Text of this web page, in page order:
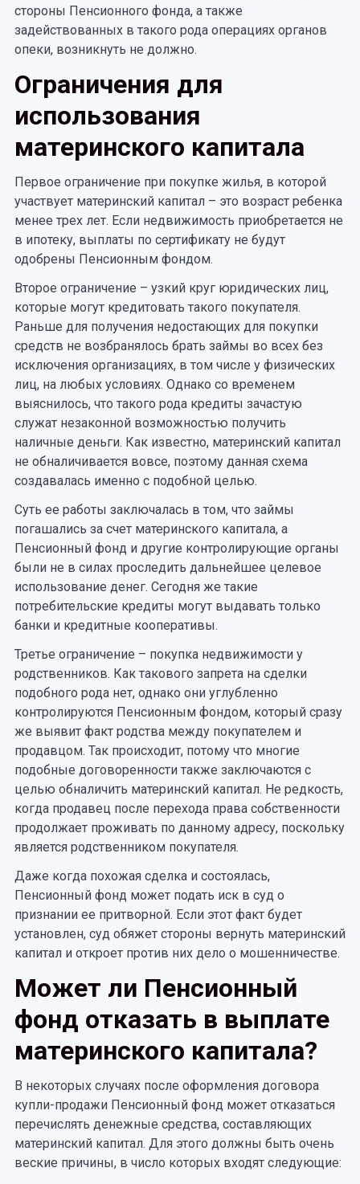
стороны Пенсионного фонда, а также
задействованных в такого рода операциях органов
опеки, возникнуть не должно.
Ограничения для
использования
материнского капитала
Первое ограничение при покупке жилья, в которой
участвует материнский капитал – это возраст ребенка
менее трех лет. Если недвижимость приобретается не
в ипотеку, выплаты по сертификату не будут
одобрены Пенсионным фондом.
Второе ограничение – узкий круг юридических лиц,
которые могут кредитовать такого покупателя.
Раньше для получения недостающих для покупки
средств не возбранялось брать займы во всех без
исключения организациях, в том числе у физических
лиц, на любых условиях. Однако со временем
выяснилось, что такого рода кредиты зачастую
служат незаконной возможностью получить
наличные деньги. Как известно, материнский капитал
не обналичивается вовсе, поэтому данная схема
создавалась именно с подобной целью.
Суть ее работы заключалась в том, что займы
погашались за счет материнского капитала, а
Пенсионный фонд и другие контролирующие органы
были не в силах проследить дальнейшее целевое
использование денег. Сегодня же такие
потребительские кредиты могут выдавать только
банки и кредитные кооперативы.
Третье ограничение – покупка недвижимости у
родственников. Как такового запрета на сделки
подобного рода нет, однако они углубленно
контролируются Пенсионным фондом, который сразу
же выявит факт родства между покупателем и
продавцом. Так происходит, потому что многие
подобные договоренности также заключаются с
целью обналичить материнский капитал. Не редкость,
когда продавец после перехода права собственности
продолжает проживать по данному адресу, поскольку
является родственником покупателя.
Даже когда похожая сделка и состоялась,
Пенсионный фонд может подать иск в суд о
признании ее притворной. Если этот факт будет
установлен, суд обяжет стороны вернуть материнский
капитал и откроет против них дело о мошенничестве.
Может ли Пенсионный
фонд отказать в выплате
материнского капитала?
В некоторых случаях после оформления договора
купли-продажи Пенсионный фонд может отказаться
перечислять денежные средства, составляющих
материнский капитал. Для этого должны быть очень
веские причины, в число которых входят следующие: